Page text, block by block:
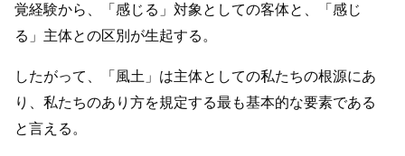
覚経験から、「感じる」対象としての客体と、「感じ
る」主体との区別が生起する。
したがって、「風土」は主体としての私たちの根源にあ
り、私たちのあり方を規定する最も基本的な要素である
と言える。